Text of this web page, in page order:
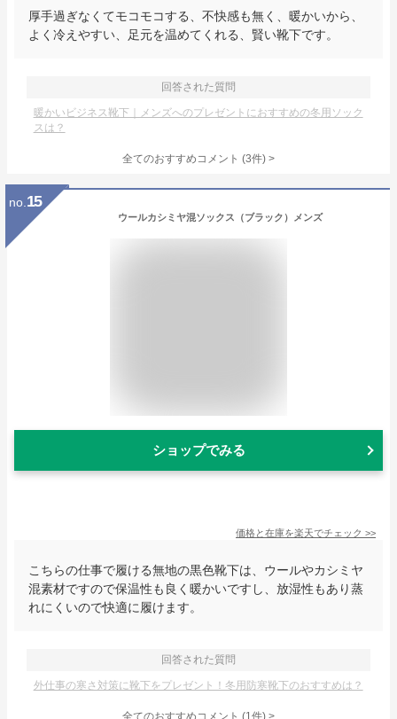
厚手過ぎなくてモコモコする、不快感も無く、暖かいから、
よく冷えやすい、足元を温めてくれる、賢い靴下です。
回答された質問
暖かいビジネス靴下｜メンズへのプレゼントにおすすめの冬用ソック
スは？
全てのおすすめコメント (3件) >
no. 15
ウールカシミヤ混ソックス（ブラック）メンズ
ショップでみる
価格と在庫を楽天でチェック >>
こちらの仕事で履ける無地の黒色靴下は、ウールやカシミヤ
混素材ですので保温性も良く暖かいですし、放湿性もあり蒸
れにくいので快適に履けます。
回答された質問
外仕事の寒さ対策に靴下をプレゼント！冬用防寒靴下のおすすめは？
全てのおすすめコメント (1 件) >